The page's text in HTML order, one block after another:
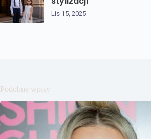
Lis 15, 2025
Podobne wpisy